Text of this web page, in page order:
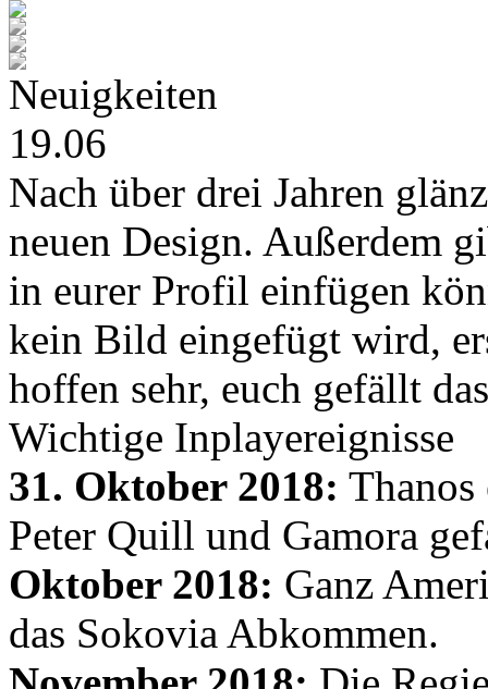
Neuigkeiten
19.06
Nach über drei Jahren
neuen Design. Außerdem
in eurer Profil einfügen
kein Bild eingefügt wird,
hoffen sehr, euch gefällt
Wichtige Inplayereignisse
31. Oktober 2018:
Peter Quill und Gamora
Oktober 2018: Ganz
das Sokovia Abkommen.